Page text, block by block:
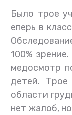
Было трое
еперь в
100%
медосмотр
детей.
области
нет жалоб,